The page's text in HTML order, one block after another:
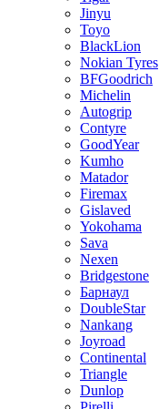
Jinyu
Toyo
BlackLion
Nokian Tyres
BFGoodrich
Michelin
Autogrip
Contyre
GoodYear
Kumho
Matador
Firemax
Gislaved
Yokohama
Sava
Nexen
Bridgestone
Барнаул
DoubleStar
Nankang
Joyroad
Continental
Triangle
Dunlop